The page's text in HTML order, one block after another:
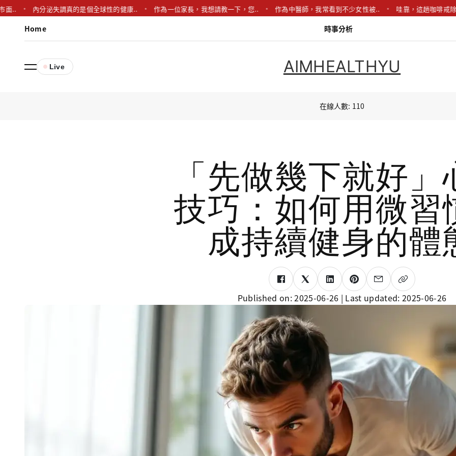
內分泌失調真的是個全球性的健康.. 作為一位家長，我想請教一下，您.. 作為中醫師，我常看到不少女性被.. 哇靠，這趟咖啡戒除之旅
Home 時事分析
Live AIMHEALTHYU
在線人數: 110
「先做幾下就好」
技巧：如何用微習
成持續健身的體
Published on:2025-06-26 | Last updated: 2025-06-26